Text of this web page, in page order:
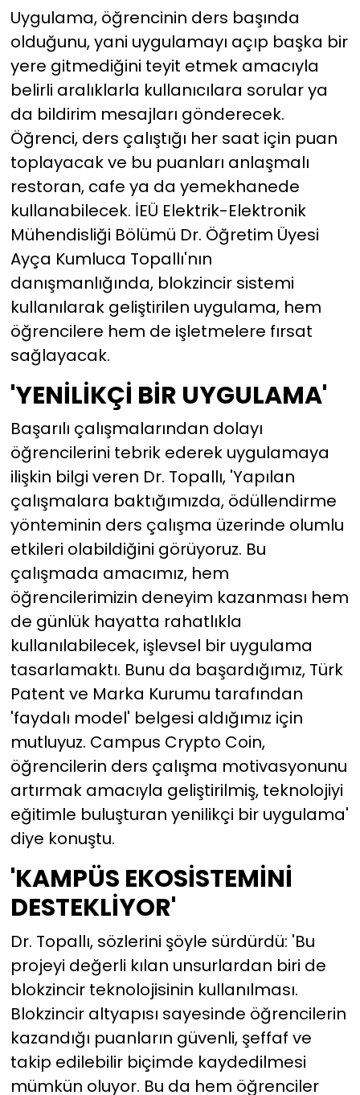
Uygulama, öğrencinin ders başında
olduğunu, yani uygulamayı açıp başka bir
yere gitmediğini teyit etmek amacıyla
belirli aralıklarla kullanıcılara sorular ya
da bildirim mesajları gönderecek.
Öğrenci, ders çalıştığı her saat için puan
toplayacak ve bu puanları anlaşmalı
restoran, cafe ya da yemekhanede
kullanabilecek. İEÜ Elektrik-Elektronik
Mühendisliği Bölümü Dr. Öğretim Üyesi
Ayça Kumluca Topallı'nın
danışmanlığında, blokzincir sistemi
kullanılarak geliştirilen uygulama, hem
öğrencilere hem de işletmelere fırsat
sağlayacak.
'YENİLİKÇİ BİR UYGULAMA'
Başarılı çalışmalarından dolayı
öğrencilerini tebrik ederek uygulamaya
ilişkin bilgi veren Dr. Topallı, 'Yapılan
çalışmalara baktığımızda, ödüllendirme
yönteminin ders çalışma üzerinde olumlu
etkileri olabildiğini görüyoruz. Bu
çalışmada amacımız, hem
öğrencilerimizin deneyim kazanması hem
de günlük hayatta rahatlıkla
kullanılabilecek, işlevsel bir uygulama
tasarlamaktı. Bunu da başardığımız, Türk
Patent ve Marka Kurumu tarafından
'faydalı model' belgesi aldığımız için
mutluyuz. Campus Crypto Coin,
öğrencilerin ders çalışma motivasyonunu
artırmak amacıyla geliştirilmiş, teknolojiyi
eğitimle buluşturan yenilikçi bir uygulama'
diye konuştu.
'KAMPÜS EKOSİSTEMİNİ
DESTEKLİYOR'
Dr. Topallı, sözlerini şöyle sürdürdü: 'Bu
projeyi değerli kılan unsurlardan biri de
blokzincir teknolojisinin kullanılması.
Blokzincir altyapısı sayesinde öğrencilerin
kazandığı puanların güvenli, şeffaf ve
takip edilebilir biçimde kaydedilmesi
mümkün oluyor. Bu da hem öğrenciler